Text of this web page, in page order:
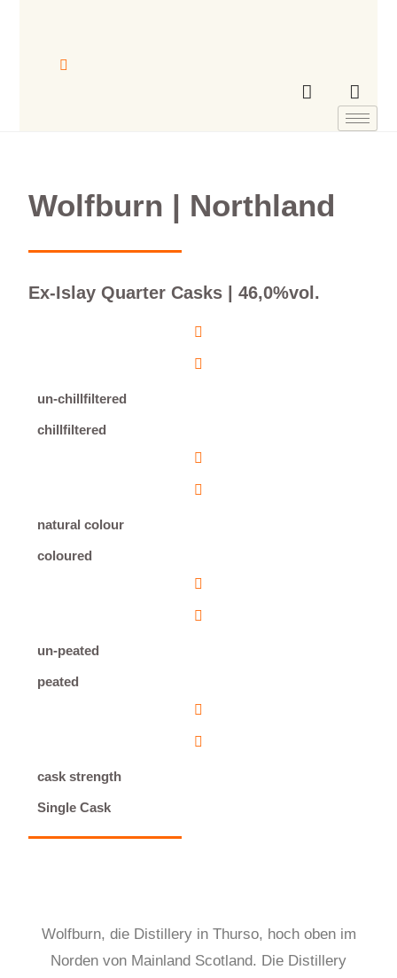
Wolfburn | Northland
Ex-Islay Quarter Casks | 46,0%vol.
un-chillfiltered
chillfiltered
natural colour
coloured
un-peated
peated
cask strength
Single Cask
Wolfburn, die Distillery in Thurso, hoch oben im
Norden von Mainland Scotland. Die Distillery